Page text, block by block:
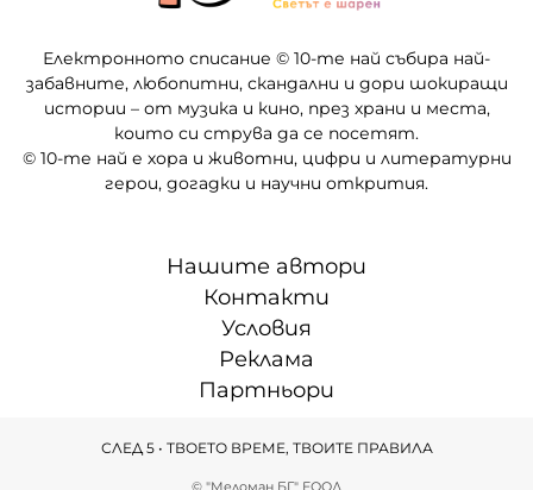
Електронното списание © 10-те най събира най-
забавните, любопитни, скандални и дори шокиращи
истории – от музика и кино, през храни и места,
които си струва да се посетят.
© 10-те най е хора и животни, цифри и литературни
герои, догадки и научни открития.
Нашите автори
Контакти
Условия
Реклама
Партньори
© "Меломан БГ" ЕООД
СЛЕД 5 • ТВОЕТО ВРЕМЕ, ТВОИТЕ ПРАВИЛА